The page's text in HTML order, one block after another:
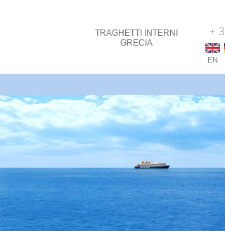
TRAGHETTI
INTERNI
GRECIA
+
EN